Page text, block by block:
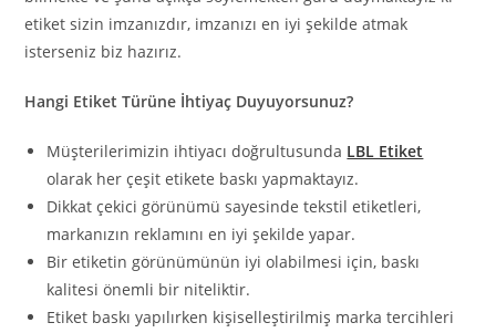
etiket sizin imzanızdır, imzanızı en iyi şekilde atmak
isterseniz biz hazırız.
Hangi Etiket Türüne İhtiyaç Duyuyorsunuz?
Müşterilerimizin ihtiyacı doğrultusunda LBL Etiket
olarak her çeşit etikete baskı yapmaktayız.
Dikkat çekici görünümü sayesinde tekstil etiketleri,
markanızın reklamını en iyi şekilde yapar.
Bir etiketin görünümünün iyi olabilmesi için, baskı
kalitesi önemli bir niteliktir.
Etiket baskı yapılırken kişiselleştirilmiş marka tercihleri